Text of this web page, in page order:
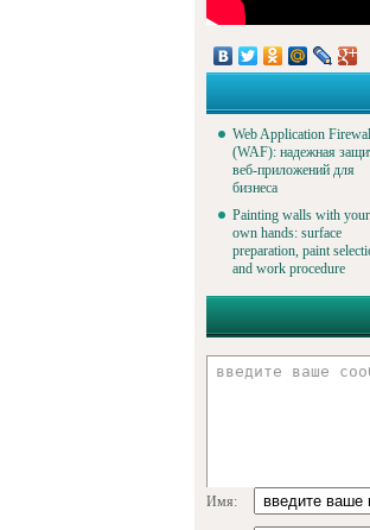
Web Application
(WAF): надежная
веб-приложений для
бизнеса
Painting walls with your
own hands: surface
preparation, paint
and work procedure
Имя: